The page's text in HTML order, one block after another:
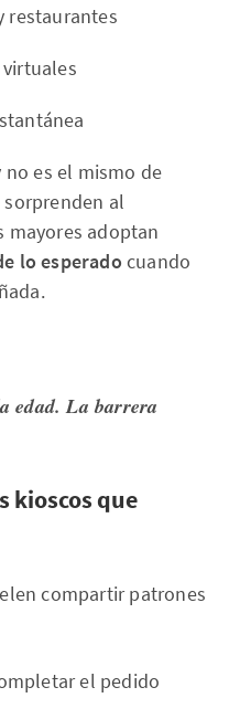
restaurantes
no es el mismo de
sorprenden al
mayores adoptan
lo esperado cuando
edad. La barrera
kioscos que
compartir patrones
el pedido